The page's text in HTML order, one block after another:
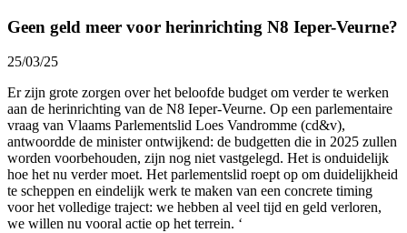
Geen geld meer voor herinrichting N8 Ieper-Veurne?
25/03/25
Er zijn grote zorgen over het beloofde budget om verder te werken
aan de herinrichting van de N8 Ieper-Veurne. Op een parlementaire
vraag van Vlaams Parlementslid Loes Vandromme (cd&v),
antwoordde de minister ontwijkend: de budgetten die in 2025 zullen
worden voorbehouden, zijn nog niet vastgelegd. Het is onduidelijk
hoe het nu verder moet. Het parlementslid roept op om duidelijkheid
te scheppen en eindelijk werk te maken van een concrete timing
voor het volledige traject: we hebben al veel tijd en geld verloren,
we willen nu vooral actie op het terrein. ‘